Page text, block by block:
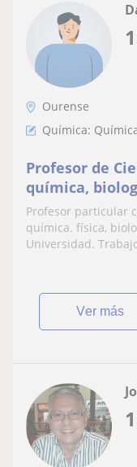
Ourense
Química:
Profesor de
química,
Profesor particular
química. física,
Universidad.
ver más